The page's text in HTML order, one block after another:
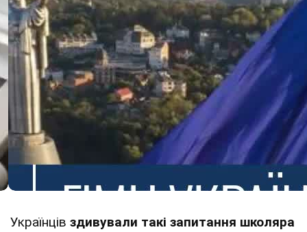
Українців здивували такі запитання школяра